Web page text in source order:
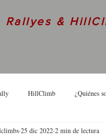
Rallyes &
HillClimb ¿Quiénes
25 dic 2022 2 min de lectura